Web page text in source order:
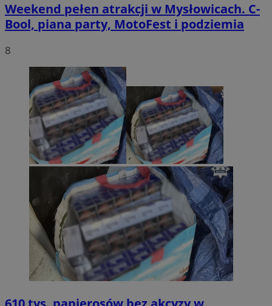
Weekend pełen atrakcji w Mysłowicach. C-
Bool, piana party, MotoFest i podziemia
8